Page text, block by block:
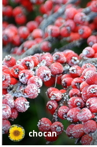
chocan